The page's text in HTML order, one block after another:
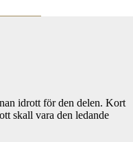
idrott för den delen. Kort
skall vara den ledande